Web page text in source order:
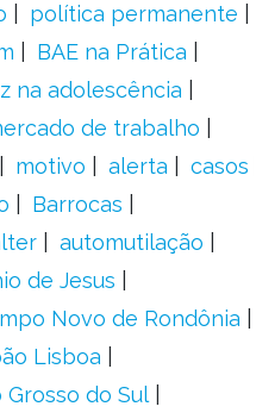
política permanente
BAE na Prática
na adolescência
de trabalho
motivo alerta
casos
Barrocas
automutilação
de Jesus
Novo de Rondônia
Lisboa
Grosso do Sul